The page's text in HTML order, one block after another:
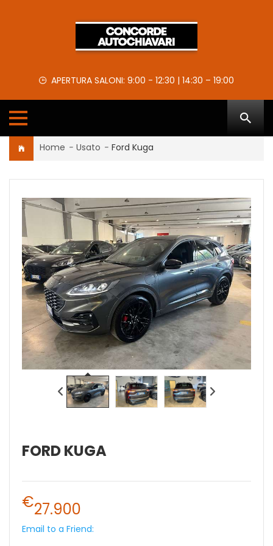
APERTURA SALONI: 9:00 - 12:30 | 14:30 – 19:00
Home - Usato - Ford Kuga
FORD KUGA
€27.900
Email to a Friend: